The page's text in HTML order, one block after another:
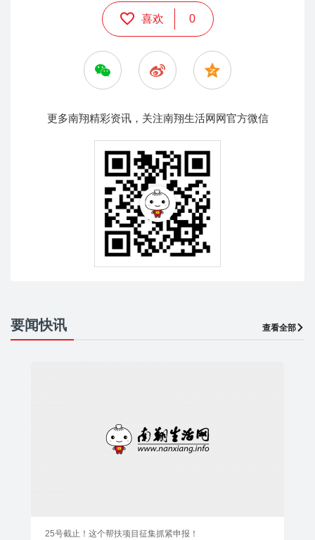
喜欢 0
更多南翔精彩资讯，关注南翔生活网网官方微信
要闻快讯 查看全部
25号截止！这个帮扶项目征集抓紧申报！